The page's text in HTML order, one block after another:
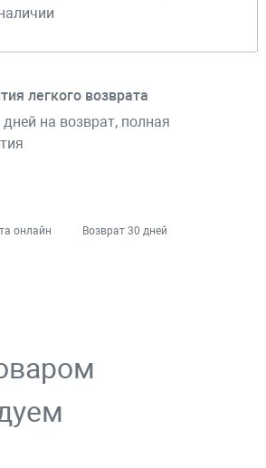
легкого возврата
на возврат, полная
онлайн Возврат 30 дней